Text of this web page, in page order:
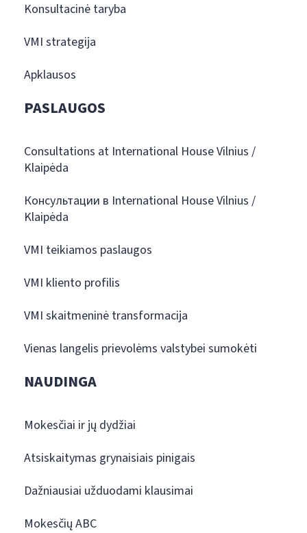
Konsultacinė taryba
VMI strategija
Apklausos
PASLAUGOS
Consultations at International House Vilnius /
Klaipėda
Консультации в International House Vilnius /
Klaipėda
VMI teikiamos paslaugos
VMI kliento profilis
VMI skaitmeninė transformacija
Vienas langelis prievolėms valstybei sumokėti
NAUDINGA
Mokesčiai ir jų dydžiai
Atsiskaitymas grynaisiais pinigais
Dažniausiai užduodami klausimai
Mokesčių ABC